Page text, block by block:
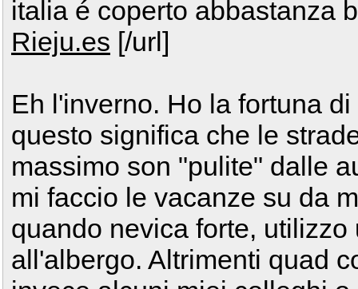
italia é coperto abbastanza
Rieju.es [/url]
Eh l'inverno. Ho la fortuna
questo significa che le
massimo son "pulite" dalle
mi faccio le vacanze su da
quando nevica forte,
all'albergo. Altrimenti quad